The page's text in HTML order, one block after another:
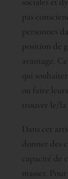
pas
personnes
position de
avantage.
qui
ou faire
trouver le/la
Dans cet
donner des
capacité de
masser.